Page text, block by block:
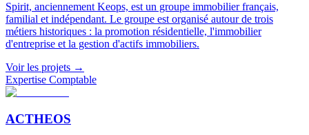
Spirit, anciennement Keops, est un groupe immobilier français,
familial et indépendant. Le groupe est organisé autour de trois
métiers historiques : la promotion résidentielle, l'immobilier
d'entreprise et la gestion d'actifs immobiliers.
Voir les projets →
Expertise Comptable
ACTHEOS